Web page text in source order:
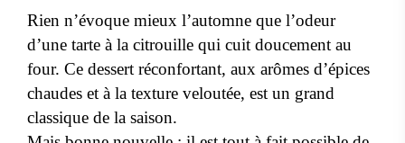
Rien n’évoque mieux l’automne que l’odeur
d’une tarte à la citrouille qui cuit doucement au
four. Ce dessert réconfortant, aux arômes d’épices
chaudes et à la texture veloutée, est un grand
classique de la saison.